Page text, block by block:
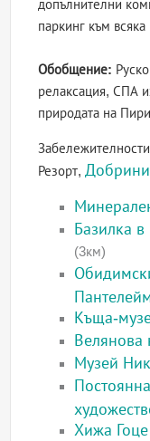
допълнителни
паркинг към всяка
Обобщение:
релаксация, СПА
природата на
Резорт,
Базилка
(3км)
Къща-
Велянова
Музей
Хижа